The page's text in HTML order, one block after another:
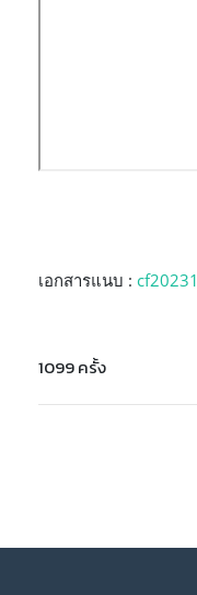
เอกสารแนบ :
1099 ครั้ง